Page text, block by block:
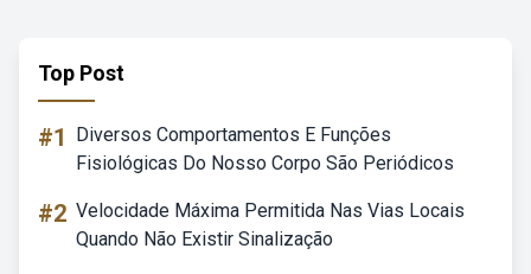
Top Post
#1
Diversos Comportamentos E Funções
Fisiológicas Do Nosso Corpo São Periódicos
#2 Velocidade Máxima Permitida Nas Vias Locais
Quando Não Existir Sinalização